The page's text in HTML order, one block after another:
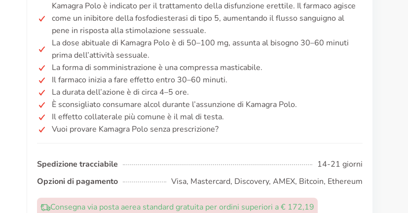
Kamagra Polo è indicato per il trattamento della disfunzione erettile. Il farmaco agisce
come un inibitore della fosfodiesterasi di tipo 5, aumentando il flusso sanguigno al
pene in risposta alla stimolazione sessuale.
La dose abituale di Kamagra Polo è di 50–100 mg, assunta al bisogno 30–60 minuti
prima dell’attività sessuale.
La forma di somministrazione è una compressa masticabile.
Il farmaco inizia a fare effetto entro 30–60 minuti.
La durata dell’azione è di circa 4–5 ore.
È sconsigliato consumare alcol durante l’assunzione di Kamagra Polo.
Il effetto collaterale più comune è il mal di testa.
Vuoi provare Kamagra Polo senza prescrizione?
Spedizione tracciabile
14-21 giorni
Opzioni di pagamento
Visa, Mastercard, Discovery, AMEX, Bitcoin, Ethereum
Consegna via posta aerea standard gratuita per ordini superiori a € 172,19